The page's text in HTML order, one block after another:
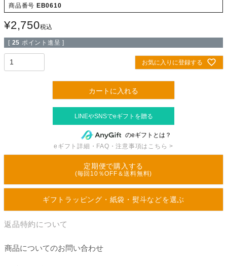
商品番号 EB0610
¥2,750税込
[ 25 ポイント進呈 ]
お気に入りに登録する
カートに入れる
のeギフトとは？
eギフト詳細・FAQ・注意事項はこちら >
定期便で購入する
(毎回10％OFF＆送料無料)
ギフトラッピング・紙袋・熨斗などを選ぶ
返品特約について
商品についてのお問い合わせ